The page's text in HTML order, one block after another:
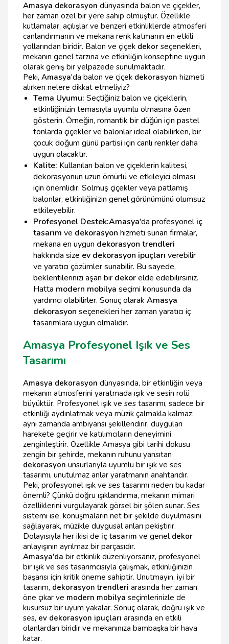
Amasya dekorasyon dünyasında balon ve çiçekler,
her zaman özel bir yere sahip olmuştur. Özellikle
kutlamalar, açılışlar ve benzeri etkinliklerde atmosferi
canlandırmanın ve mekana renk katmanın en etkili
yollarından biridir. Balon ve çiçek dekor seçenekleri,
mekanın genel tarzına ve etkinliğin konseptine uygun
olarak geniş bir yelpazede sunulmaktadır.
Peki, Amasya'da balon ve çiçek dekorasyon hizmeti
alırken nelere dikkat etmeliyiz?
Tema Uyumu: Seçtiğiniz balon ve çiçeklerin,
etkinliğinizin temasıyla uyumlu olmasına özen
gösterin. Örneğin, romantik bir düğün için pastel
tonlarda çiçekler ve balonlar ideal olabilirken, bir
çocuk doğum günü partisi için canlı renkler daha
uygun olacaktır.
Kalite: Kullanılan balon ve çiçeklerin kalitesi,
dekorasyonun uzun ömürlü ve etkileyici olması
için önemlidir. Solmuş çiçekler veya patlamış
balonlar, etkinliğinizin genel görünümünü olumsuz
etkileyebilir.
Profesyonel Destek:Amasya'da profesyoneliç
tasarım ve dekorasyon hizmeti sunan firmalar,
mekana en uygun dekorasyon trendleri
hakkında size ev dekorasyon ipuçları verebilir
ve yaratıcı çözümler sunabilir. Bu sayede,
beklentilerinizi aşan bir dekorelde edebilirsiniz.
Hatta modern mobilya seçimi konusunda da
yardımcı olabilirler. Sonuç olarak Amasya
dekorasyon seçenekleri her zaman yaratıcı iç
tasarımlara uygun olmalıdır.
Amasya Profesyonel Işık ve Ses
Tasarımı
Amasya dekorasyon dünyasında, bir etkinliğin veya
mekanın atmosferini yaratmada ışık ve sesin rolü
büyüktür. Profesyonel ışık ve ses tasarımı, sadece bir
etkinliği aydınlatmak veya müzik çalmakla kalmaz;
aynı zamanda ambiyansı şekillendirir, duyguları
harekete geçirir ve katılımcıların deneyimini
zenginleştirir. Özellikle Amasya gibi tarihi dokusu
zengin bir şehirde, mekanın ruhunu yansıtan
dekorasyon unsurlarıyla uyumlu bir ışık ve ses
tasarımı, unutulmaz anlar yaratmanın anahtarıdır.
Peki, profesyonel ışık ve ses tasarımı neden bu kadar
önemli? Çünkü doğru ışıklandırma, mekanın mimari
özelliklerini vurgulayarak görsel bir şölen sunar. Ses
sistemi ise, konuşmaların net bir şekilde duyulmasını
sağlayarak, müzikle duygusal anları pekiştirir.
Dolayısıyla her ikisi de iç tasarım ve genel dekor
anlayışının ayrılmaz bir parçasıdır.
Amasya'da bir etkinlik düzenliyorsanız, profesyonel
bir ışık ve ses tasarımcısıyla çalışmak, etkinliğinizin
başarısı için kritik öneme sahiptir. Unutmayın, iyi bir
tasarım, dekorasyon trendleri arasında her zaman
öne çıkar ve modern mobilya seçimlerinizle de
kusursuz bir uyum yakalar. Sonuç olarak, doğru ışık ve
ses, ev dekorasyon ipuçları arasında en etkili
olanlardan biridir ve mekanınıza bambaşka bir hava
katar.